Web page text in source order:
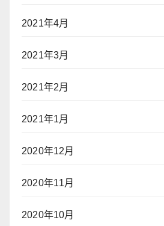
2021年4月
2021年3月
2021年2月
2021年1月
2020年12月
2020年11月
2020年10月